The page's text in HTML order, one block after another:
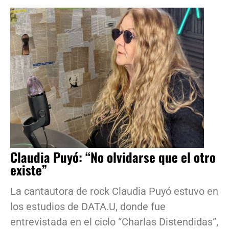
Claudia Puyó: “No olvidarse que el otro
existe”
La cantautora de rock Claudia Puyó estuvo en
los estudios de DATA.U, donde fue
entrevistada en el ciclo “Charlas Distendidas”,